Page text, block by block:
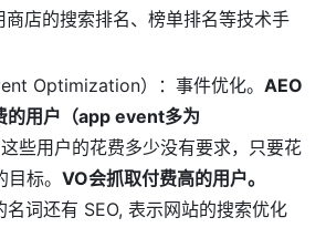
店的搜索排名、榜单排名等技术手
Optimization）：事件优化。 AEO
的用户（app event多为
些用户的花费多少没有要求，只要花
标。 VO会抓取付费高的用户。
名词还有 SEO, 表示网站的搜索优化